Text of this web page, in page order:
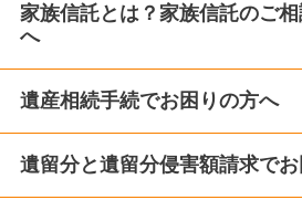
家族信託とは？家族信託のご
へ
遺産相続手続でお困りの方へ
遺留分と遺留分侵害額請求で